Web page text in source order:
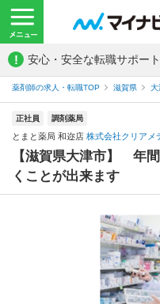
! 安心・安全な転職サポー
薬剤師の求人・転職TOP 滋賀県 大
正社員 調剤薬局
とまと薬局 和迩店 株式会社クリアメ
【滋賀県大津市】 年
くことが出来ます